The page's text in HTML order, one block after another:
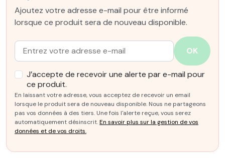
Ajoutez votre adresse e-mail pour être informé
lorsque ce produit sera de nouveau disponible.
Email :
OK
J’accepte de recevoir une alerte par e-mail pour
ce produit.
En laissant votre adresse, vous acceptez de recevoir un email
lorsque le produit sera de nouveau disponible. Nous ne partageons
pas vos données à des tiers. Une fois l'alerte reçue, vous serez
automatiquement désinscrit.En savoir plus sur la gestion de vos
données et de vos droits.